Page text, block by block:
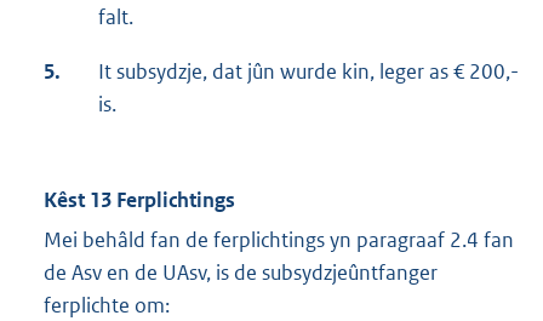
falt.
5.
It subsydzje, dat jûn wurde kin, leger as € 200,-
is.
Kêst 13 Ferplichtings
Mei behâld fan de ferplichtings yn paragraaf 2.4 fan
de Asv en de UAsv, is de subsydzjeûntfanger
ferplichte om: